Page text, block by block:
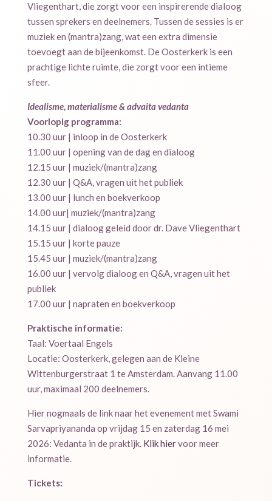
Vliegenthart, die zorgt voor een inspirerende dialoog
tussen sprekers en deelnemers. Tussen de sessies is er
muziek en (mantra)zang, wat een extra dimensie
toevoegt aan de bijeenkomst. De Oosterkerk is een
prachtige lichte ruimte, die zorgt voor een intieme
sfeer.
Idealisme, materialisme & advaita vedanta
Voorlopig programma:
10.30 uur | inloop in de Oosterkerk
11.00 uur | opening van de dag en dialoog
12.15 uur | muziek/(mantra)zang
12.30 uur | Q&A, vragen uit het publiek
13.00 uur | lunch en boekverkoop
14.00 uur| muziek/(mantra)zang
14.15 uur | dialoog geleid door dr. Dave Vliegenthart
15.15 uur | korte pauze
15.45 uur | muziek/(mantra)zang
16.00 uur | vervolg dialoog en Q&A, vragen uit het
publiek
17.00 uur | napraten en boekverkoop
Praktische informatie:
Taal: Voertaal Engels
Locatie: Oosterkerk, gelegen aan de Kleine
Wittenburgerstraat 1 te Amsterdam. Aanvang 11.00
uur, maximaal 200 deelnemers.
Hier nogmaals de link naar het evenement met Swami
Sarvapriyananda op vrijdag 15 en zaterdag 16 mei
2026: Vedanta in de praktijk. Klik hiervoor meer
informatie.
Tickets: